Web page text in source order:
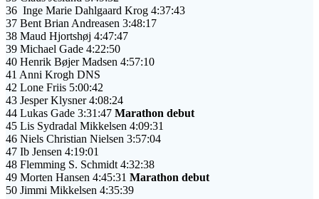
36 Inge Marie Dahlgaard Krog 4:37:43
37 Bent Brian Andreasen 3:48:17
38 Maud Hjortshøj 4:47:47
39 Michael Gade 4:22:50
40 Henrik Bøjer Madsen 4:57:10
41 Anni Krogh DNS
42 Lone Friis 5:00:42
43 Jesper Klysner 4:08:24
44 Lukas Gade 3:31:47 Marathon debut
45 Lis Sydradal Mikkelsen 4:09:31
46 Niels Christian Nielsen 3:57:04
47 Ib Jensen 4:19:01
48 Flemming S. Schmidt 4:32:38
49 Morten Hansen 4:45:31 Marathon debut
50 Jimmi Mikkelsen 4:35:39